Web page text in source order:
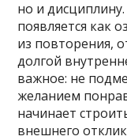
но и
появляется как
из повторения,
долгой
важное: не
желанием
начинает
внешнего